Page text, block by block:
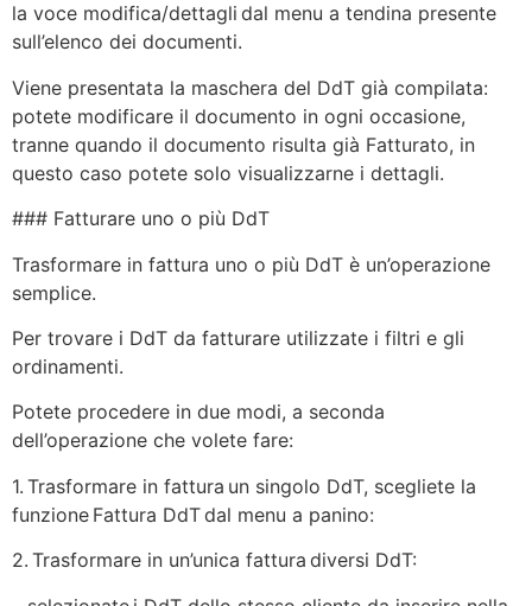
la voce modifica/dettagli dal menu a tendina presente
sull’elenco dei documenti.
Viene presentata la maschera del DdT già compilata:
potete modificare il documento in ogni occasione,
tranne quando il documento risulta già Fatturato, in
questo caso potete solo visualizzarne i dettagli.
### Fatturare uno o più DdT
Trasformare in fattura uno o più DdT è un’operazione
semplice.
Per trovare i DdT da fatturare utilizzate i filtri e gli
ordinamenti.
Potete procedere in due modi, a seconda
dell’operazione che volete fare:
1. Trasformare in fattura un singolo DdT, scegliete la
funzione Fattura DdT dal menu a panino:
2. Trasformare in un’unica fattura diversi DdT: